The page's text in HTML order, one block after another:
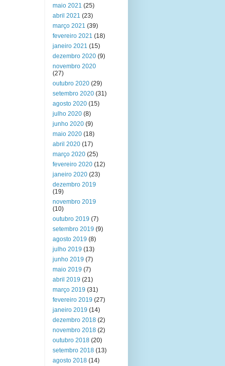
maio 2021 (25)
abril 2021 (23)
março 2021 (39)
fevereiro 2021 (18)
janeiro 2021 (15)
dezembro 2020 (9)
novembro 2020
(27)
outubro 2020 (29)
setembro 2020 (31)
agosto 2020 (15)
julho 2020 (8)
junho 2020 (9)
maio 2020 (18)
abril 2020 (17)
março 2020 (25)
fevereiro 2020 (12)
janeiro 2020 (23)
dezembro 2019
(19)
novembro 2019
(10)
outubro 2019 (7)
setembro 2019 (9)
agosto 2019 (8)
julho 2019 (13)
junho 2019 (7)
maio 2019 (7)
abril 2019 (21)
março 2019 (31)
fevereiro 2019 (27)
janeiro 2019 (14)
dezembro 2018 (2)
novembro 2018 (2)
outubro 2018 (20)
setembro 2018 (13)
agosto 2018 (14)